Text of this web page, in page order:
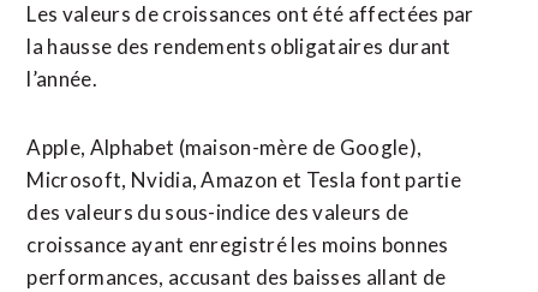
Les valeurs de croissances ont été affectées par
la hausse des rendements obligataires durant
l’année.
Apple, Alphabet (maison-mère de Google),
Microsoft, Nvidia, Amazon et Tesla font partie
des valeurs du sous-indice des valeurs de
croissance ayant enregistré les moins bonnes
performances, accusant des baisses allant de